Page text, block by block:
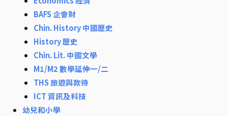
BAFS 企會財
Chin. History 中國歷史
History 歷史
Chin. Lit. 中國文學
M1/M2 數學延伸一/二
THS 旅遊與款待
ICT 資訊及科技
幼兒和小學